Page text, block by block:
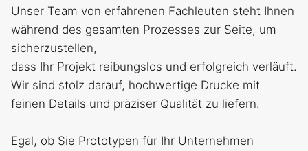
Unser Team von erfahrenen Fachleuten steht Ihnen
während des gesamten Prozesses zur Seite, um
sicherzustellen,
dass Ihr Projekt reibungslos und erfolgreich verläuft.
Wir sind stolz darauf, hochwertige Drucke mit
feinen Details und präziser Qualität zu liefern.
Egal, ob Sie Prototypen für Ihr Unternehmen